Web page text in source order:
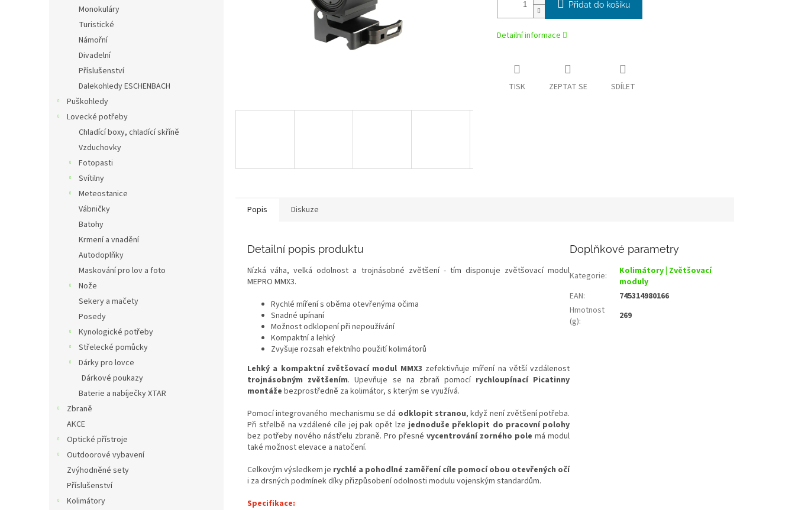
Monokuláry
Turistické
Námořní
Divadelní
Příslušenství
Dalekohledy ESCHENBACH
Puškohledy
Lovecké potřeby
Chladící boxy, chladící skříně
Vzduchovky
Fotopasti
Svítilny
Meteostanice
Vábničky
Batohy
Krmení a vnadění
Autodoplňky
Maskování pro lov a foto
Nože
Sekery a mačety
Posedy
Kynologické potřeby
Střelecké pomůcky
Dárky pro lovce
Dárkové poukazy
Baterie a nabíječky XTAR
Zbraně
AKCE
Optické přístroje
Outdoorové vybavení
Zvýhodněné sety
Příslušenství
Kolimátory
Přidat do košíku
Detailní informace
TISK ZEPTAT SE SDÍLET
Popis Diskuze
Detailní popis produktu
Nízká váha, velká odolnost a trojnásobné zvětšení - tím disponuje zvětšovací modul
MEPRO MMX3.
Rychlé míření s oběma otevřenýma očima
Snadné upínaní
Možnost odklopení při nepoužívání
Kompaktní a lehký
Zvyšuje rozsah efektního použití kolimátorů
Lehký a kompaktní zvětšovací modul MMX3 zefektivňuje míření na větší vzdálenost
trojnásobným zvětšením. Upevňuje se na zbraň pomocí rychloupínací Picatinny
montáže bezprostředně za kolimátor, s kterým se využívá.
Pomocí integrovaného mechanismu se dá odklopit stranou, když není zvětšení potřeba.
Při střelbě na vzdálené cíle jej pak opět lze jednoduše překlopit do pracovní polohy
bez potřeby nového nástřelu zbraně. Pro přesnévycentrování zorného pole má modul
také možnost elevace a natočení.
Celkovým výsledkem je rychlé a pohodlné zaměření cíle pomocí obou otevřených očí
i za drsných podmínek díky přizpůsobení odolnosti modulu vojenským standardům.
Specifikace:
Doplňkové parametry
Kategorie:
Kolimátory | Zvětšovací
moduly
EAN:
745314980166
Hmotnost
(g): 269